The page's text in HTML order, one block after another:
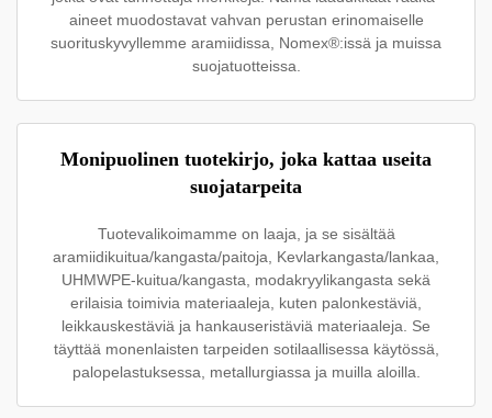
aineet muodostavat vahvan perustan erinomaiselle
suorituskyvyllemme aramiidissa, Nomex®:issä ja muissa
suojatuotteissa.
Monipuolinen tuotekirjo, joka kattaa useita
suojatarpeita
Tuotevalikoimamme on laaja, ja se sisältää
aramiidikuitua/kangasta/paitoja, Kevlarkangasta/lankaa,
UHMWPE-kuitua/kangasta, modakryylikangasta sekä
erilaisia toimivia materiaaleja, kuten palonkestäviä,
leikkauskestäviä ja hankauseristäviä materiaaleja. Se
täyttää monenlaisten tarpeiden sotilaallisessa käytössä,
palopelastuksessa, metallurgiassa ja muilla aloilla.